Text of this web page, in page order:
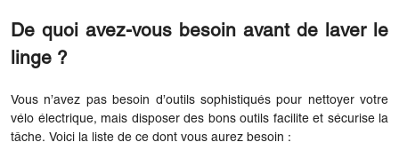
De quoi avez-vous besoin avant de laver le
linge ?
Vous n’avez pas besoin d’outils sophistiqués pour nettoyer votre
vélo électrique, mais disposer des bons outils facilite et sécurise la
tâche. Voici la liste de ce dont vous aurez besoin :